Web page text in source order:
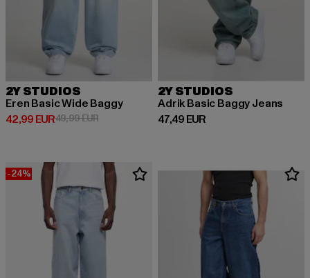
2Y STUDIOS
Eren Basic Wide Baggy
42,99 EUR
Derzeitiger Preis: 42,99 EUR
49,99 EURAktionspreis: 49,99 EUR
2Y STUDIOS
Adrik Basic Baggy Jeans
47,49 EUR
Derzeitiger Preis: 47,49 EUR
-24%